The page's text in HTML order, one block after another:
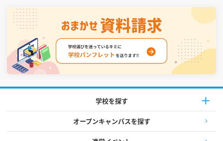
学校を探す
オープンキャンパスを探す